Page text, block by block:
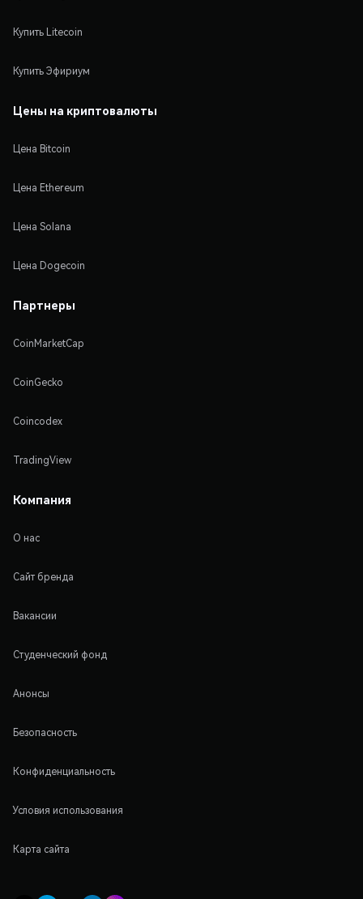
Купить Litecoin
Купить Эфириум
Цены на криптовалюты
Цена Bitcoin
Цена Ethereum
Цена Solana
Цена Dogecoin
Партнеры
CoinMarketCap
CoinGecko
Coincodex
TradingView
Компания
О нас
Сайт бренда
Вакансии
Студенческий фонд
Анонсы
Безопасность
Конфиденциальность
Условия использования
Карта сайта